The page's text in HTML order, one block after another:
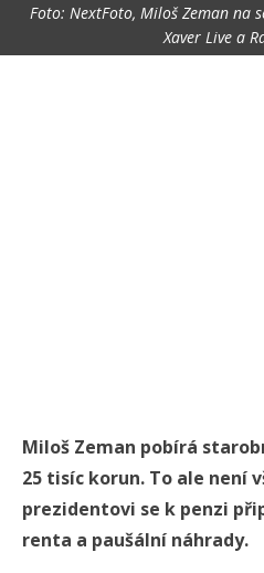
Foto: NextFoto, Miloš Zeman na
Xaver Live a
Miloš Zeman pobírá
25 tisíc korun. To ale není
prezidentovi se k penzi
renta a paušální náhrady.